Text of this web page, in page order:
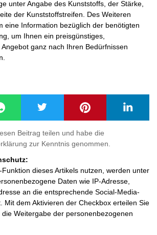
unter Angabe des Kunststoffs, der Stärke,
der Kunststoffstreifen. Des Weiteren
eine Information bezüglich der benötigten
um Ihnen ein preisgünstiges,
ganz nach Ihren Bedürfnissen
Beitrag teilen und habe die
zur Kenntnis genommen.
dieses Artikels nutzen, werden unter
Daten wie IP-Adresse,
an die entsprechende Social-Media-
Mit dem Aktivieren der Checkbox erteilen Sie
Weitergabe der personenbezogenen